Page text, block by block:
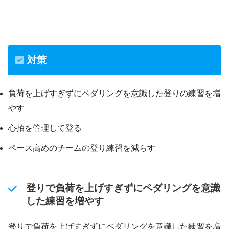
対策
負荷を上げすぎずにペダリングを意識した登りの練習を増
やす
心拍を管理して登る
ペース高めのチームの登り練習を減らす
登りで負荷を上げすぎずにペダリングを意識
した練習を増やす
登りで負荷を上げすぎずにペダリングを意識した練習を増